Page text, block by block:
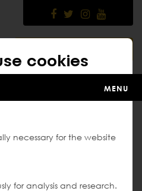
cookies
necessary for the website
for analysis and research.
MENU
ethisch